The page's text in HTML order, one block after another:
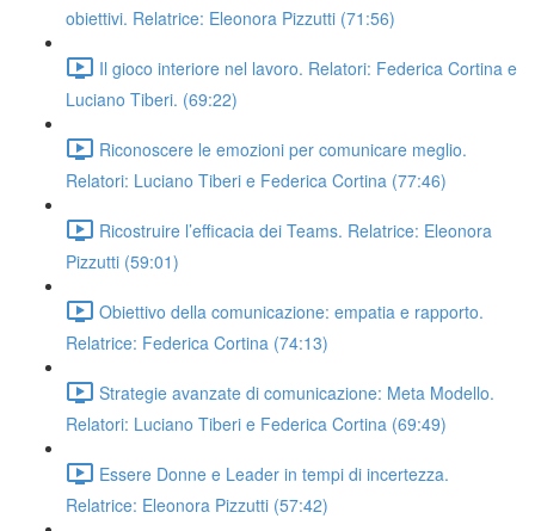
obiettivi. Relatrice: Eleonora Pizzutti (71:56)
Il gioco interiore nel lavoro. Relatori: Federica Cortina e
Luciano Tiberi. (69:22)
Riconoscere le emozioni per comunicare meglio.
Relatori: Luciano Tiberi e Federica Cortina (77:46)
Ricostruire l’efficacia dei Teams. Relatrice: Eleonora
Pizzutti (59:01)
Obiettivo della comunicazione: empatia e rapporto.
Relatrice: Federica Cortina (74:13)
Strategie avanzate di comunicazione: Meta Modello.
Relatori: Luciano Tiberi e Federica Cortina (69:49)
Essere Donne e Leader in tempi di incertezza.
Relatrice: Eleonora Pizzutti (57:42)